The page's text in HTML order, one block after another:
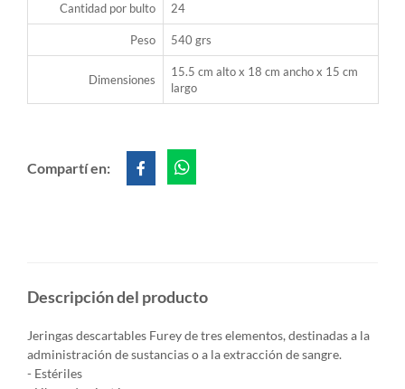
Cantidad por bulto 24
Peso 540 grs
Dimensiones
15.5 cm alto x 18 cm ancho x 15 cm
largo
Compartí en:
Descripción del producto
Jeringas descartables Furey de tres elementos, destinadas a la
administración de sustancias o a la extracción de sangre.
- Estériles